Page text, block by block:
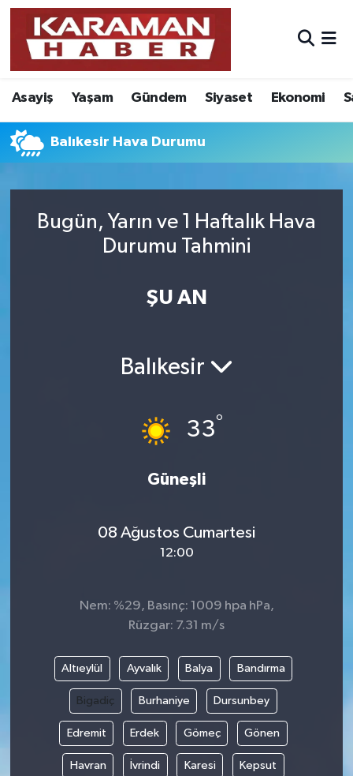
Asayiş Yaşam Gündem Siyaset Ekonomi
Balıkesir Hava Durumu
Bugün, Yarın ve 1 Haftalık Hava
Durumu Tahmini
ŞU AN
Balıkesir
33°
Güneşli
08 Ağustos Cumartesi
12:00
Nem: %29, Basınç: 1009 hpa hPa,
Rüzgar: 7.31 m/s
Altıeylül Ayvalık Balya Bandırma
Bigadiç Burhaniye Dursunbey
Edremit Erdek Gömeç Gönen
Havran İvrindi Karesi Kepsut
Asayiş
Bilim - Teknoloji
Eğitim
Foto Galeri
Nöbetçi Eczaneler
Hava Durumu
Karaman Namaz Vakitleri
Süper Lig Puan Durumu ve Fikstür
Son Dakika Haberleri